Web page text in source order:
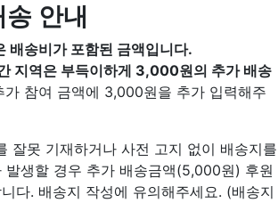
안내
배송비가 포함된 금액입니다.
지역은 부득이하게 3,000원의 추가 배송
가 참여 금액에 3,000원을 추가 입력해주
잘못 기재하거나 사전 고지 없이 배송지를
발생할 경우 추가 배송금액(5,000원) 후원
다. 배송지 작성에 유의해주세요. (배송지